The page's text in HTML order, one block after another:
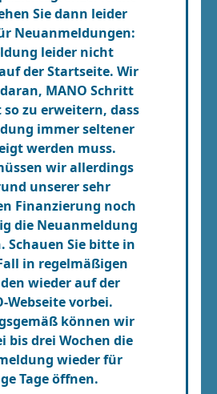
Sie dann leider
Neuanmeldungen:
leider nicht
der Startseite. Wir
MANO Schritt
zu erweitern, dass
immer seltener
werden muss.
wir allerdings
unserer sehr
Finanzierung noch
die Neuanmeldung
Schauen Sie bitte in
in regelmäßigen
wieder auf der
Webseite vorbei.
können wir
bis drei Wochen die
wieder für
Tage öffnen.